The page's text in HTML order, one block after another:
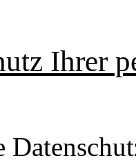
Ihrer